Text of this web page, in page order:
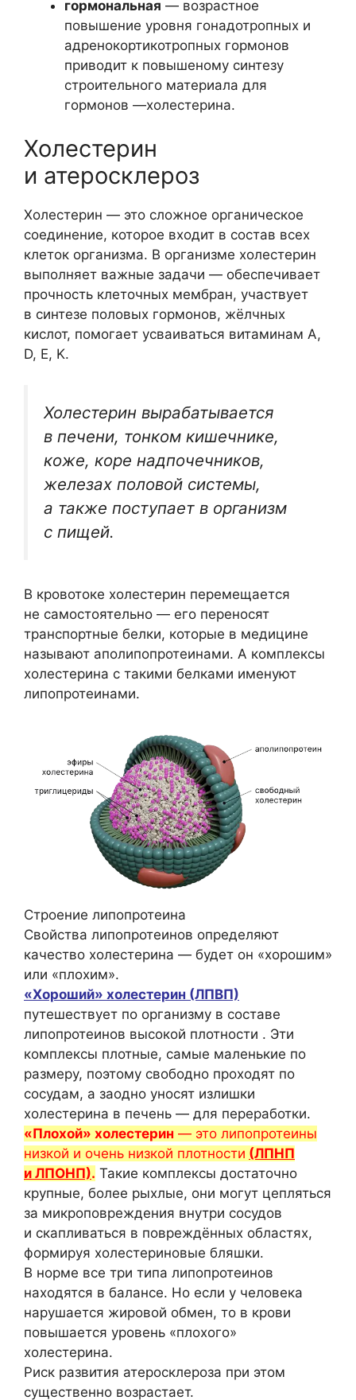
гормональная — возрастное
повышение уровня гонадотропных и
адренокортикотропных гормонов
приводит к повышеному синтезу
строительного материала для
гормонов —холестерина.
Холестерин
и атеросклероз
Холестерин — это сложное органическое
соединение, которое входит в состав всех
клеток организма. В организме холестерин
выполняет важные задачи — обеспечивает
прочность клеточных мембран, участвует
в синтезе половых гормонов, жёлчных
кислот, помогает усваиваться витаминам A,
D, E, K.
Холестерин вырабатывается
в печени, тонком кишечнике,
коже, коре надпочечников,
железах половой системы,
а также поступает в организм
с пищей.
В кровотоке холестерин перемещается
не самостоятельно — его переносят
транспортные белки, которые в медицине
называют аполипопротеинами. А комплексы
холестерина с такими белками именуют
липопротеинами.
Строение липопротеина
Свойства липопротеинов определяют
качество холестерина — будет он «хорошим»
или «плохим».
«Хороший» холестерин (ЛПВП)
путешествует по организму в составе
липопротеинов высокой плотности . Эти
комплексы плотные, самые маленькие по
размеру, поэтому свободно проходят по
сосудам, а заодно уносят излишки
холестерина в печень — для переработки.
«Плохой» холестерин — это липопротеины
низкой и очень низкой плотности (ЛПНП
и ЛПОНП). Такие комплексы достаточно
крупные, более рыхлые, они могут цепляться
за микроповреждения внутри сосудов
и скапливаться в повреждённых областях,
формируя холестериновые бляшки.
В норме все три типа липопротеинов
находятся в балансе. Но если у человека
нарушается жировой обмен, то в крови
повышается уровень «плохого»
холестерина.
Риск развития атеросклероза при этом
существенно возрастает.